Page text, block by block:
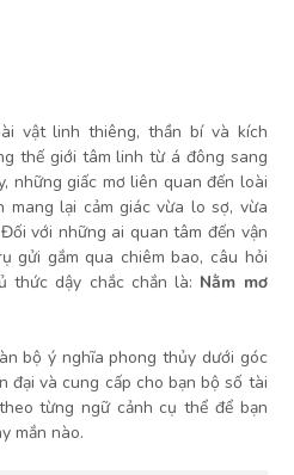
vật linh thiêng, thần bí và kích
thế giới tâm linh từ á đông sang
những giấc mơ liên quan đến loài
lại cảm giác vừa lo sợ, vừa
với những ai quan tâm đến vận
gửi gắm qua chiêm bao, câu hỏi
thức dậy chắc chắn là: Nằm mơ
bộ ý nghĩa phong thủy dưới góc
đại và cung cấp cho bạn bộ số tài
từng ngữ cảnh cụ thể để bạn
mắn nào.